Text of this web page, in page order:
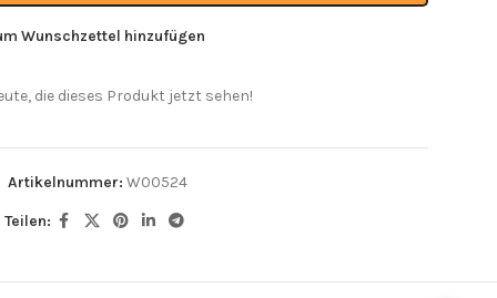
Wunschzettel hinzufügen
die dieses Produkt jetzt sehen!
Artikelnummer: W00524
Teilen: